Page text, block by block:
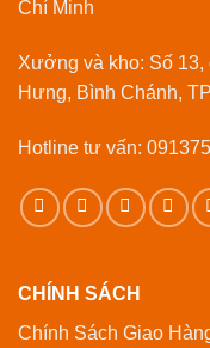
Chí Minh
Xưởng và kho: Số
Hưng, Bình Chánh,
Hotline tư vấn:
CHÍNH SÁCH
Chính Sách Giao